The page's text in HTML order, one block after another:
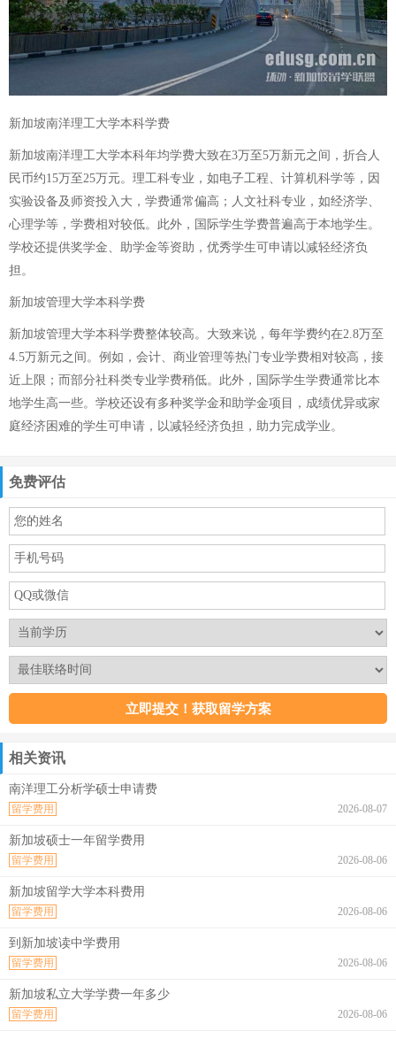
新加坡南洋理工大学本科学费
新加坡南洋理工大学本科年均学费大致在3万至5万新元之间，折合人
民币约15万至25万元。理工科专业，如电子工程、计算机科学等，因
实验设备及师资投入大，学费通常偏高；人文社科专业，如经济学、
心理学等，学费相对较低。此外，国际学生学费普遍高于本地学生。
学校还提供奖学金、助学金等资助，优秀学生可申请以减轻经济负
担。
新加坡管理大学本科学费
新加坡管理大学本科学费整体较高。大致来说，每年学费约在2.8万至
4.5万新元之间。例如，会计、商业管理等热门专业学费相对较高，接
近上限；而部分社科类专业学费稍低。此外，国际学生学费通常比本
地学生高一些。学校还设有多种奖学金和助学金项目，成绩优异或家
庭经济困难的学生可申请，以减轻经济负担，助力完成学业。
免费评估
相关资讯
南洋理工分析学硕士申请费
2026-08-07
留学费用
新加坡硕士一年留学费用
2026-08-06
留学费用
新加坡留学大学本科费用
2026-08-06
留学费用
到新加坡读中学费用
2026-08-06
留学费用
新加坡私立大学学费一年多少
2026-08-06
留学费用